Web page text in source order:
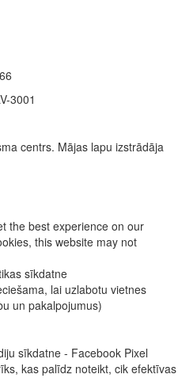
3001
centrs. Mājas lapu izstrādāja
the best experience on our
this website may not
sīkdatne
lai uzlabotu vietnes
un pakalpojumus)
sīkdatne - Facebook Pixel
kas palīdz noteikt, cik efektīvas